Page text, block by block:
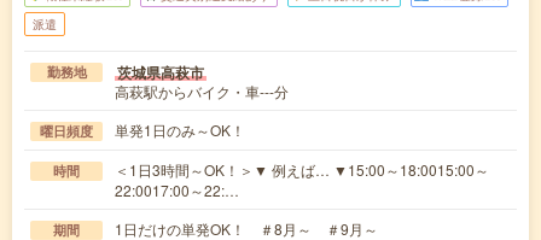
派遣
勤務地 茨城県高萩市
高萩駅からバイク・車---分
曜日頻度 単発1日のみ～OK！
時間
＜1日3時間～OK！＞▼ 例えば… ▼15:00～18:0015:00～
22:0017:00～22:…
期間 1日だけの単発OK！ ＃8月～ ＃9月～